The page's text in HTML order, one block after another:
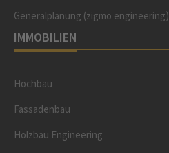
Generalplanung (zigmo engineering)
IMMOBILIEN
Hochbau
Fassadenbau
Holzbau Engineering